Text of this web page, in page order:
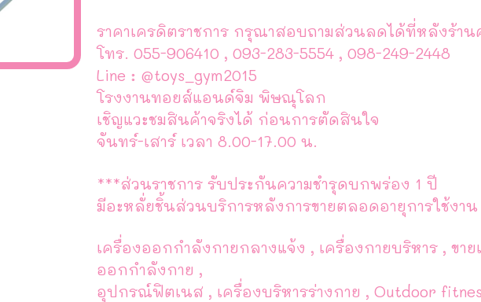
ราคาเครดิตราชการ กรุณาสอบถามส่วนลดได้ที่หลังร้าน
โทร. 055-906410 , 093-283-5554 , 098-249-2448
Line : @toys_gym2015
โรงงานทอยส์แอนด์จิม พิษณุโลก
เชิญแวะชมสินค้าจริงได้ ก่อนการตัดสินใจ
จันทร์-เสาร์ เวลา 8.00-17.00 น.
***ส่วนราชการ รับประกันความชำรุดบกพร่อง 1 ปี
มีอะหลั่ยชิ้นส่วนบริการหลังการขายตลอดอายุการใช้งาน
เครื่องออกกำลังกายกลางแจ้ง , เครื่องกายบริหาร , ขาย
ออกกำลังกาย ,
อุปกรณ์ฟิตเนส , เครื่องบริหารร่างกาย , Outdoor